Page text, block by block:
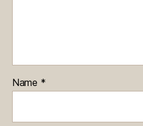
Name *